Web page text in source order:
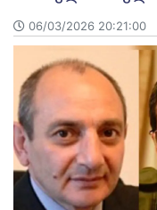
06/03/2026 20:21:00